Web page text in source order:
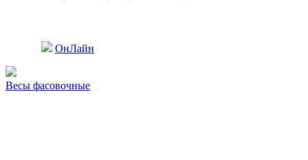
ОнЛайн
Весы фасовочные